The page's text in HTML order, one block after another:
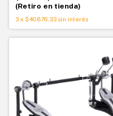
(Retiro en tienda)
3x $40.876,33 sin interés